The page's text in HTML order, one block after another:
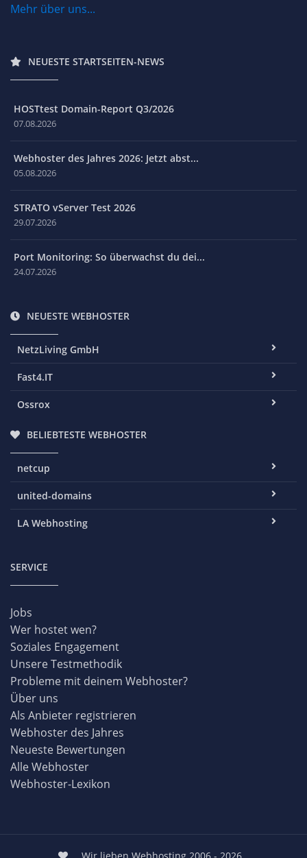
Mehr über uns...
NEUESTE STARTSEITEN-NEWS
HOSTtest Domain-Report Q3/2026
07.08.2026
Webhoster des Jahres 2026: Jetzt abst...
05.08.2026
STRATO vServer Test 2026
29.07.2026
Port Monitoring: So überwachst du dei...
24.07.2026
NEUESTE WEBHOSTER
NetzLiving GmbH
Fast4.IT
Ossrox
BELIEBTESTE WEBHOSTER
netcup
united-domains
LA Webhosting
SERVICE
Jobs
Wer hostet wen?
Soziales Engagement
Unsere Testmethodik
Probleme mit deinem Webhoster?
Über uns
Als Anbieter registrieren
Webhoster des Jahres
Neueste Bewertungen
Alle Webhoster
Webhoster-Lexikon